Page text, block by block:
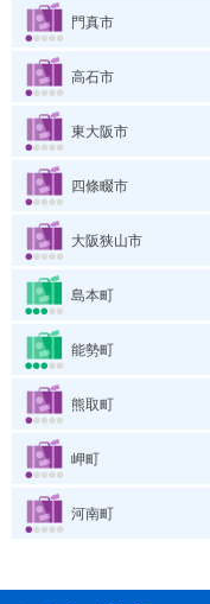
門真市
高石市
東大阪市
四條畷市
大阪狭山市
島本町
能勢町
熊取町
岬町
河南町